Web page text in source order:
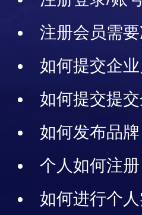
注册会员需
如何提交企
如何提交提
资质认证年检
如何发布品
个人如何注
南
如何进行个